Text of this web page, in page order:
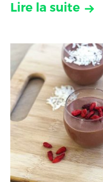
Lire la suite